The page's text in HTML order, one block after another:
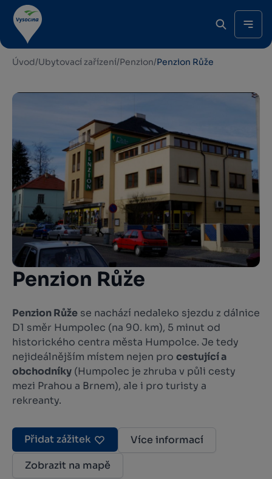
Úvod/Ubytovací zařízení/Penzion/Penzion Růže
Penzion Růže
Penzion Růže se nachází nedaleko sjezdu z dálnice
D1 směr Humpolec (na 90. km), 5 minut od
historického centra města Humpolce. Je tedy
nejideálnějším místem nejen pro cestující a
obchodníky (Humpolec je zhruba v půli cesty
mezi Prahou a Brnem), ale i pro turisty a
rekreanty.
Přidat zážitek
Více informací
Zobrazit na mapě